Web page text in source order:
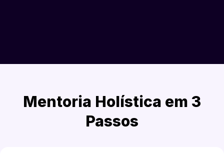
Mentoria Holística em 3
Passos